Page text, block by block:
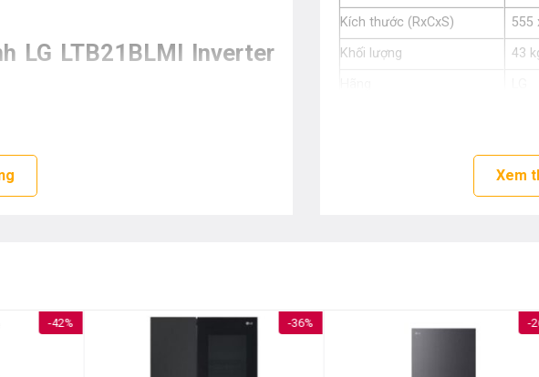
LG LTB21BLMI Inverter
Kích thước (RxCxS)
555
Khối lượng
43
Xem
-42% -36% -